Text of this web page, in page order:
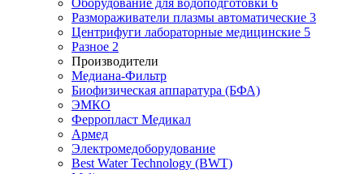
Размораживатели плазмы автоматические 3
Центрифуги лабораторные медицинские 5
Разное 2
Производители
Медиана-Фильтр
Биофизическая аппаратура (БФА)
ЭМКО
Ферропласт Медикал
Армед
Электромедоборудование
Best Water Technology (BWT)